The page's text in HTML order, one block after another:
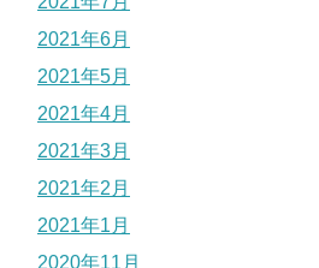
2021年6月
2021年5月
2021年4月
2021年3月
2021年2月
2021年1月
2020年11月